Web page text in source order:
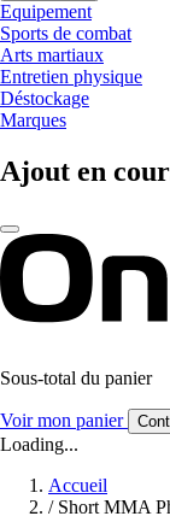
Equipement
Sports de combat
Arts martiaux
Entretien physique
Déstockage
Marques
Ajout en
Sous-total du panier
Voir mon panier
Loading...
Accueil
/ Short MMA